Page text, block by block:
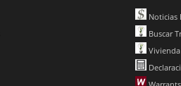
Noticias
Buscar
Vivienda